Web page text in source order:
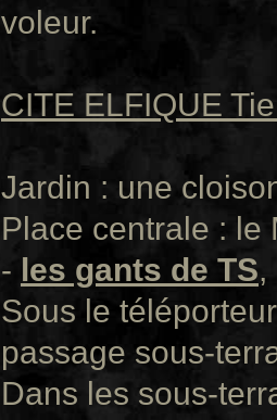
voleur.
CITE ELFIQUE
Jardin : une
Place centrale : le
- les gants de TS,
Sous le
passage sous-
Dans les sous-